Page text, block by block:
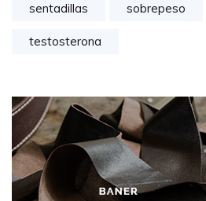
sentadillas sobrepeso
testosterona